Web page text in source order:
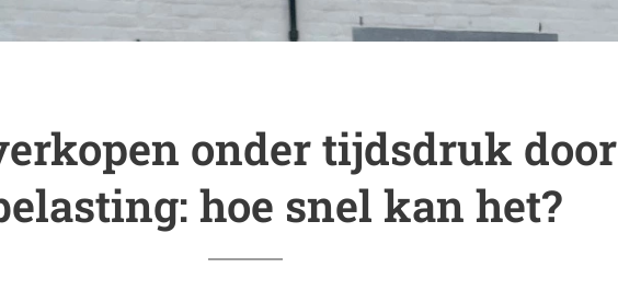
onder tijdsdruk door
hoe snel kan het?